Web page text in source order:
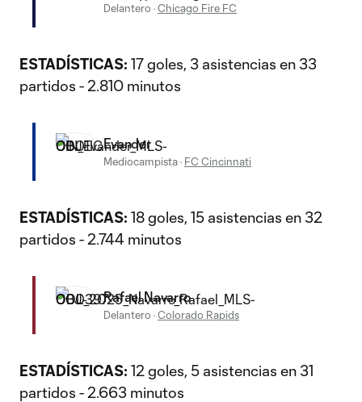
Delantero ·Chicago Fire FC
ESTADÍSTICAS: 17 goles, 3 asistencias en 33
partidos - 2.810 minutos
Evander
Mediocampista· FC Cincinnati
ESTADÍSTICAS: 18 goles, 15 asistencias en 32
partidos - 2.744 minutos
Rafael Navarro
Delantero ·Colorado Rapids
ESTADÍSTICAS: 12 goles, 5 asistencias en 31
partidos - 2.663 minutos